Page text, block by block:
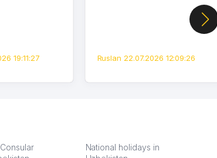
19:11:27 Ruslan 22.07.2026 12:09:26
National holidays in